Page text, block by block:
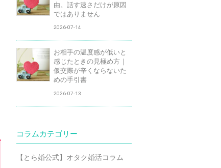
由。話す速さだけが原因
ではありません
2026-07-14
お相手の温度感が低いと
感じたときの見極め方｜
仮交際が辛くならないた
めの手引書
2026-07-13
コラムカテゴリー
【とら婚公式】オタク婚活コラム